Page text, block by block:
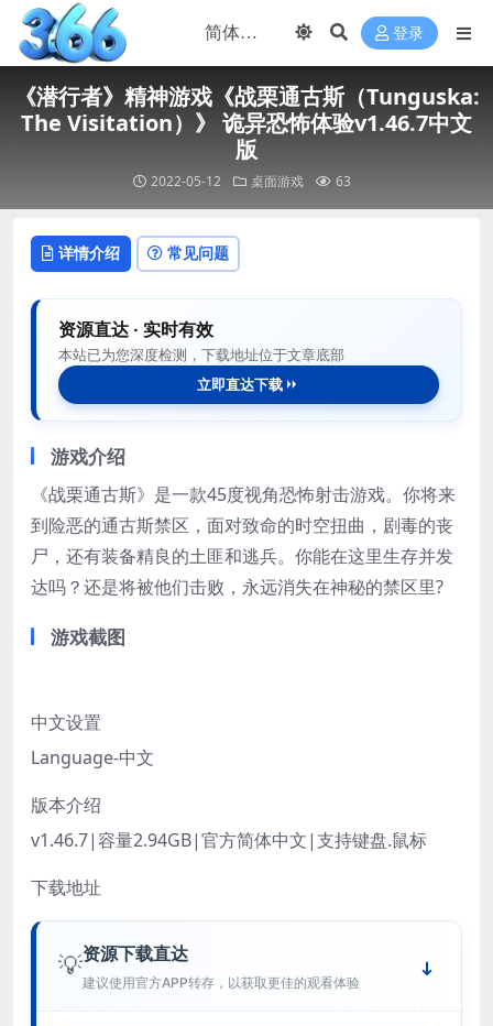
登录
《潜行者》精神游戏《战栗通古斯（Tunguska:
The Visitation）》 诡异恐怖体验v1.46.7中文
版
2022-05-12 桌面游戏 63
详情介绍 常见问题
资源直达 · 实时有效
本站已为您深度检测，下载地址位于文章底部
立即直达下载
游戏介绍
《战栗通古斯》是一款45度视角恐怖射击游戏。你将来
到险恶的通古斯禁区，面对致命的时空扭曲，剧毒的丧
尸，还有装备精良的土匪和逃兵。你能在这里生存并发
达吗？还是将被他们击败，永远消失在神秘的禁区里?
游戏截图
中文设置
Language-中文
版本介绍
v1.46.7|容量2.94GB|官方简体中文|支持键盘.鼠标
下载地址
💡资源下载直达
建议使用官方APP转存，以获取更佳的观看体验